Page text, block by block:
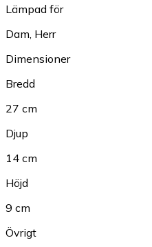
Lämpad för
Dam, Herr
Dimensioner
Bredd
27 cm
Djup
14 cm
Höjd
9 cm
Övrigt